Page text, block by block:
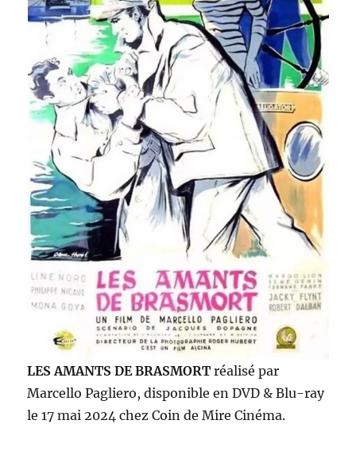
LES AMANTS DE BRASMORTréalisé par
Marcello Pagliero, disponible en DVD & Blu-ray
le 17 mai 2024 chez Coin de Mire Cinéma.